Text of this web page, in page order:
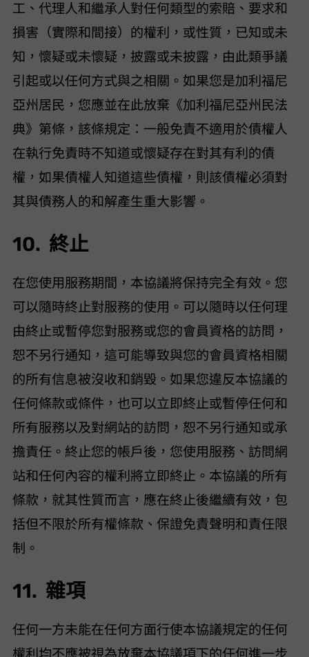
工、代理人和繼承人對任何類型的索賠、要求和
損害（實際和間接）的權利，或性質，已知或未
知，懷疑或未懷疑，披露或未披露，由此類爭議
引起或以任何方式與之相關。如果您是加利福尼
亞州居民，您應並在此放棄《加利福尼亞州民法
典》第 1542 條，該條規定：“一般免責不適用於債權人
在執行免責時不知道或懷疑存在對其有利的債
權，如果債權人知道這些債權，則該債權必須對
其與債務人的和解產生重大影響。”
10. 終止
在您使用服務期間，本協議將保持完全有效。您
可以隨時終止對服務的使用。 VideoHunter 可以隨時以任何理
由終止或暫停您對服務或您的會員資格的訪問，
恕不另行通知，這可能導致與您的會員資格相關
的所有信息被沒收和銷毀。如果您違反本協議的
任何條款或條件，VideoHunter 也可以立即終止或暫停任何和
所有服務以及對網站的訪問，恕不另行通知或承
擔責任。終止您的帳戶後，您使用服務、訪問網
站和任何內容的權利將立即終止。本協議的所有
條款，就其性質而言，應在終止後繼續有效，包
括但不限於所有權條款、保證免責聲明和責任限
制。
11. 雜項
任何一方未能在任何方面行使本協議規定的任何